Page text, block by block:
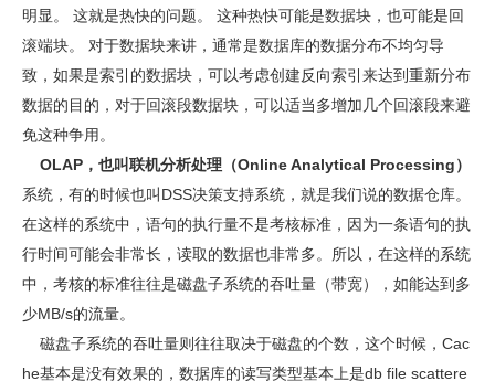
明显。 这就是热快的问题。 这种热快可能是数据块，也可能是回
滚端块。 对于数据块来讲，通常是数据库的数据分布不均匀导
致，如果是索引的数据块，可以考虑创建反向索引来达到重新分布
数据的目的，对于回滚段数据块，可以适当多增加几个回滚段来避
免这种争用。
OLAP，也叫联机分析处理（Online Analytical Processing）
系统，有的时候也叫DSS决策支持系统，就是我们说的数据仓库。
在这样的系统中，语句的执行量不是考核标准，因为一条语句的执
行时间可能会非常长，读取的数据也非常多。所以，在这样的系统
中，考核的标准往往是磁盘子系统的吞吐量（带宽），如能达到多
少MB/s的流量。
磁盘子系统的吞吐量则往往取决于磁盘的个数，这个时候，Cac
he基本是没有效果的，数据库的读写类型基本上是db file scattere